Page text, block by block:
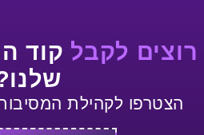
רוצים לקבל קוד
הצטרפו לקהילת